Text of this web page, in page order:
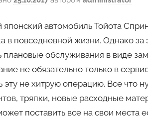
автомобиль Тойота
в повседневной жизни. Однако
плановые обслуживания в виде
не обязательно только в
эту не хитрую операцию. Все что
тряпки, новые расходные
поставить все на свои места